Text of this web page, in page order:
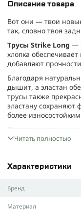
Описание товара
Вот они — твои
так, словно твоя
Трусы Strike Long —
хлопка
добавляют
Благодаря
дышит, а эластан
трусы также
эластану сохраняют
более
Характеристики:
Ткань — хлопок
Размеры: S, M, L, XL,
Трусы, которые
Читать полностью
Характеристики
Бренд
Материал